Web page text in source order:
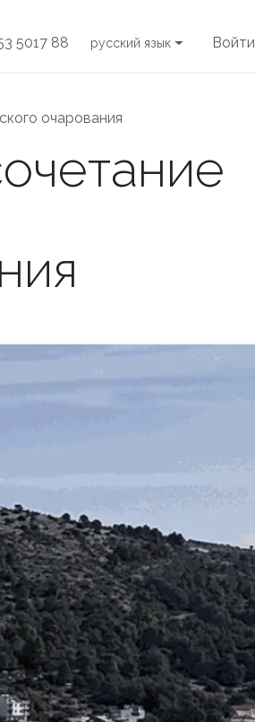
5017 88 русский язык Войти
очарования